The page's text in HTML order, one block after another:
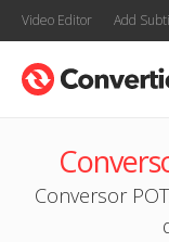
Video Editor Add
Conversor